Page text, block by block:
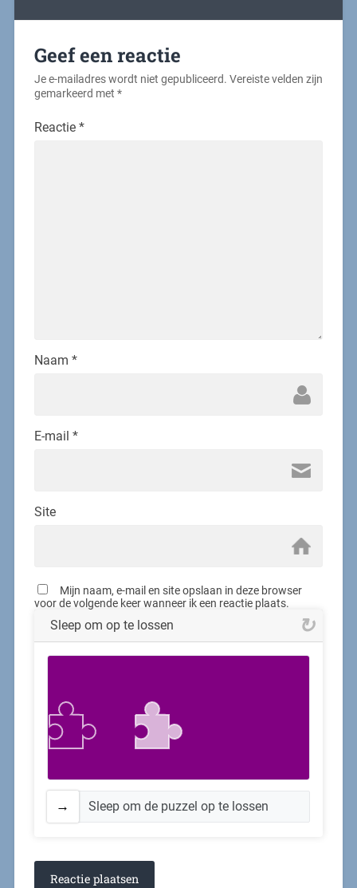
Geef een reactie
Je e-mailadres wordt niet gepubliceerd. Vereiste velden zijn
gemarkeerd met *
Reactie *
Naam *
E-mail *
Site
Mijn naam, e-mail en site opslaan in deze browser
voor de volgende keer wanneer ik een reactie plaats.
Sleep om op te lossen
Sleep om de puzzel op te lossen